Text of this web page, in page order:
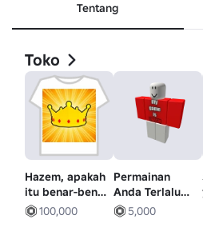
Tentang
Toko
Hazem, apakah
itu benar-benar
kamu?!
100,000
Permainan
Anda Terlalu
Kotor5,000